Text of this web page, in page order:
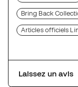
Bring Back
Articles officiels
Laissez un avis